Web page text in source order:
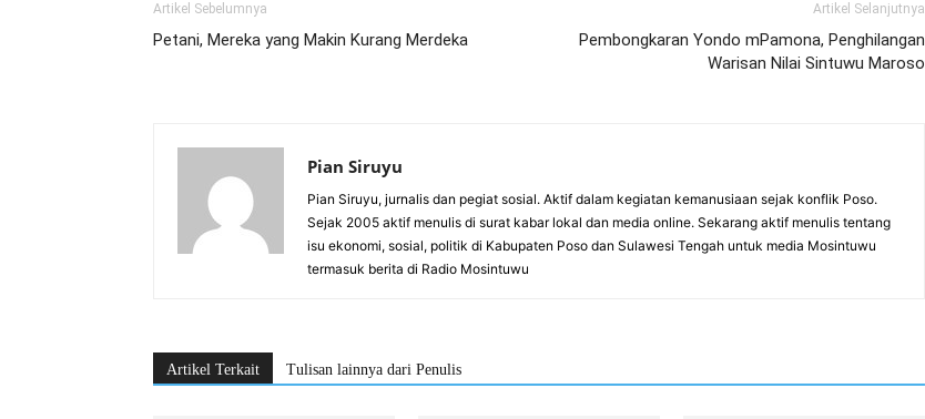
Artikel Sebelumnya
Petani, Mereka yang Makin Kurang Merdeka
Artikel Selanjutnya
Pembongkaran Yondo mPamona, Penghilangan
Warisan Nilai Sintuwu Maroso
Pian Siruyu
Pian Siruyu, jurnalis dan pegiat sosial. Aktif dalam kegiatan kemanusiaan sejak konflik Poso.
Sejak 2005 aktif menulis di surat kabar lokal dan media online. Sekarang aktif menulis tentang
isu ekonomi, sosial, politik di Kabupaten Poso dan Sulawesi Tengah untuk media Mosintuwu
termasuk berita di Radio Mosintuwu
Artikel Terkait Tulisan lainnya dari Penulis